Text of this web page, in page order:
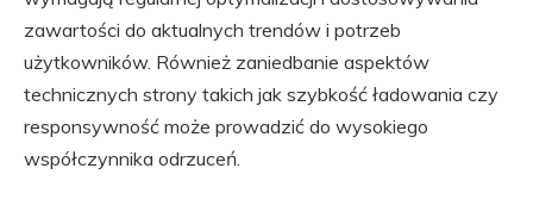
zawartości do aktualnych trendów i potrzeb
użytkowników. Również zaniedbanie aspektów
technicznych strony takich jak szybkość ładowania czy
responsywność może prowadzić do wysokiego
współczynnika odrzuceń.